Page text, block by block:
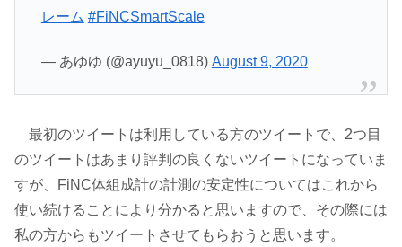
レーム #FiNCSmartScale
— あゆゆ (@ayuyu_0818) August 9, 2020
最初のツイートは利用している方のツイートで、2つ目
のツイートはあまり評判の良くないツイートになっていま
すが、FiNC体組成計の計測の安定性についてはこれから
使い続けることにより分かると思いますので、その際には
私の方からもツイートさせてもらおうと思います。